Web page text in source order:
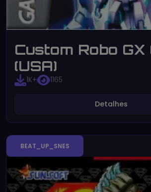
Custom Robo GX
(USA)
1K+ 1165
Detalhes
BEAT_UP_SNES